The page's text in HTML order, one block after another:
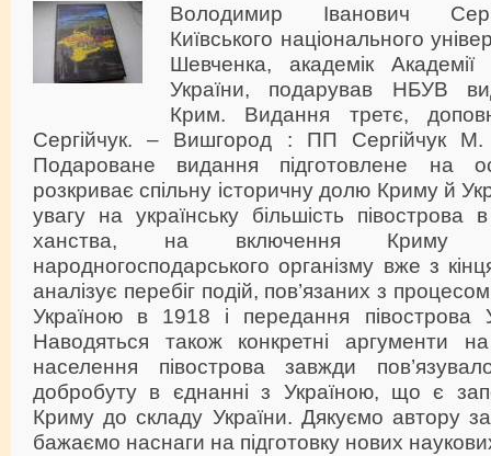
Володимир Іванович
Київського національного
Шевченка, академік
України, подарував НБУВ
Крим. Видання третє,
Сергійчук. – Вишгород : ПП Сергійчук
Подароване видання підготовлене на
розкриває спільну історичну долю Криму й
увагу на українську більшість півострова
ханства, на включення Криму
народногосподарського організму вже з
аналізує перебіг подій, пов’язаних з
Україною в 1918 і передання
Наводяться також конкретні аргументи
населення півострова завжди
добробуту в єднанні з Україною, що є
Криму до складу України. Дякуємо автору
бажаємо наснаги на підготовку нових